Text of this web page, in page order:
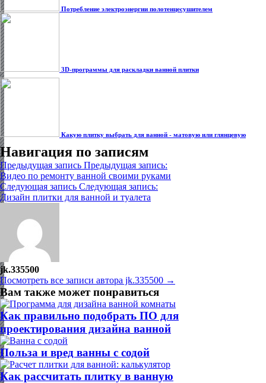
Потребление электроэнергии полотенцесушителем
3D-программы для раскладки ванной плитки
Какую плитку выбрать для ванной - матовую или глянцевую
Навигация по записям
Предыдущая запись Предыдущая запись:
Видео по ремонту ванной своими руками
Следующая запись Следующая запись:
Дизайн плитки для ванной и туалета
jk.335500
Посмотреть все записи автора jk.335500 →
Вам также может понравиться
Как правильно подобрать ПО для
проектирования дизайна ванной
Польза и вред ванны с содой
Как рассчитать плитку в ванную